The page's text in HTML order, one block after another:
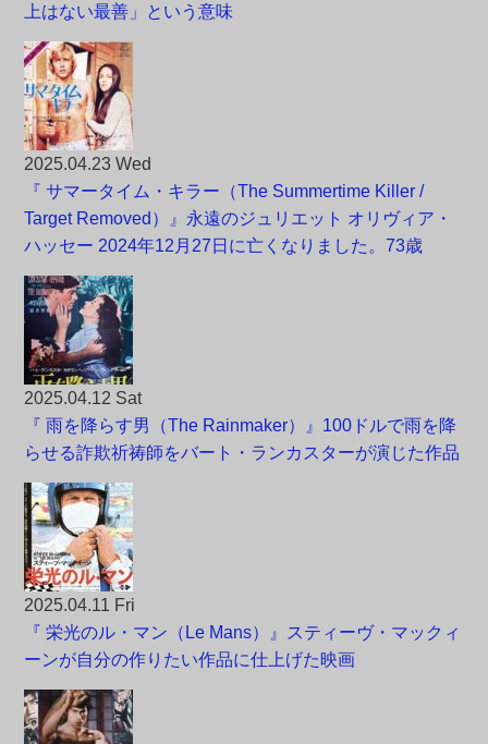
上はない最善」という意味
2025.04.23 Wed
『 サマータイム・キラー（The Summertime Killer /
Target Removed）』永遠のジュリエット オリヴィア・
ハッセー 2024年12月27日に亡くなりました。73歳
2025.04.12 Sat
『 雨を降らす男（The Rainmaker）』100ドルで雨を降
らせる詐欺祈祷師をバート・ランカスターが演じた作品
2025.04.11 Fri
『 栄光のル・マン（Le Mans）』スティーヴ・マックィ
ーンが自分の作りたい作品に仕上げた映画